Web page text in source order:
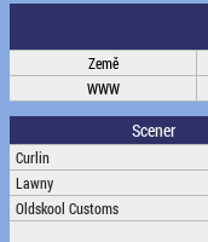
Země
WWW
Scener
Curlin
Lawny
Oldskool Customs